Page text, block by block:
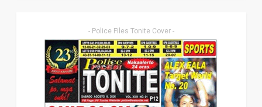
- Police Files Tonite Cover -